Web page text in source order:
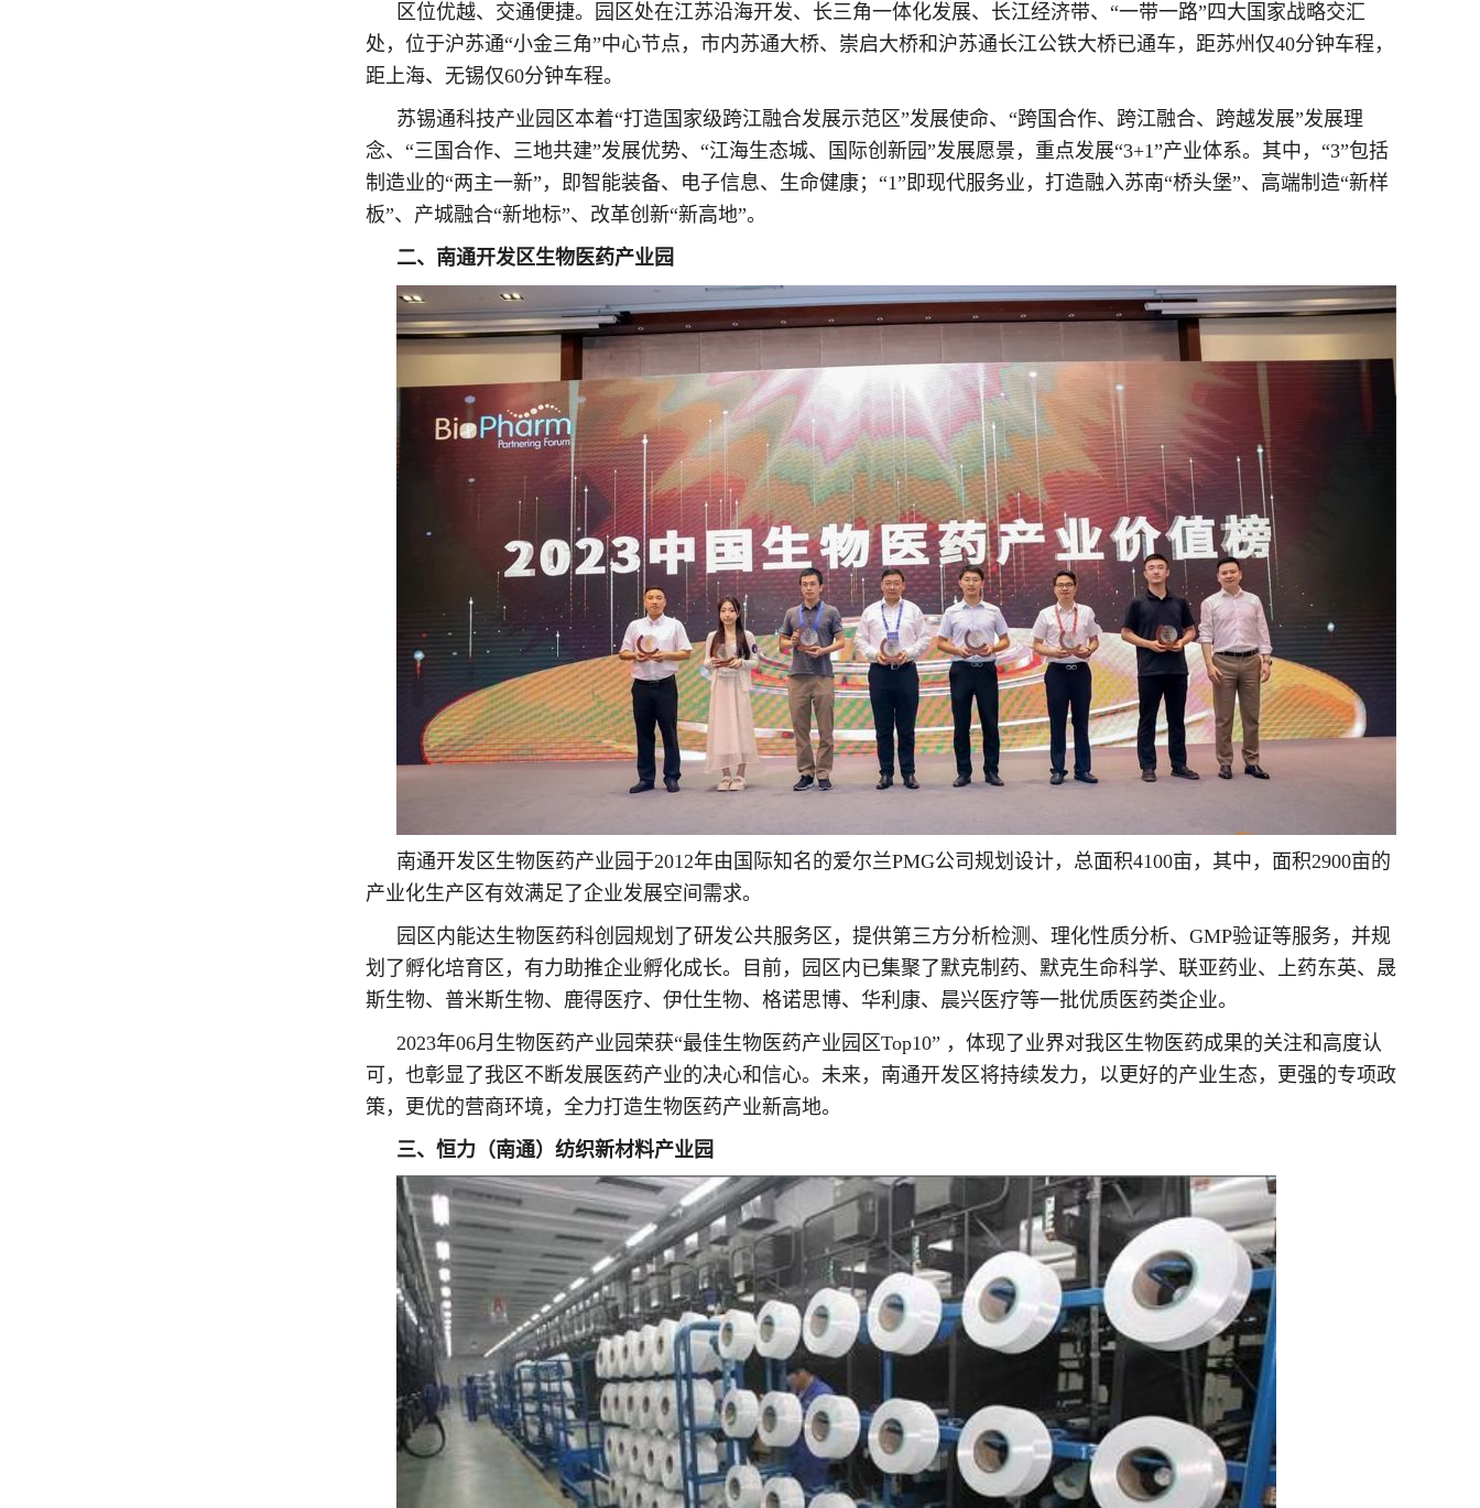
区位优越、交通便捷。园区处在江苏沿海开发、长三角一体化发展、长江经济带、“一带一路”四大国家战略交汇
处，位于沪苏通“小金三角”中心节点，市内苏通大桥、崇启大桥和沪苏通长江公铁大桥已通车，距苏州仅40分钟车程，
距上海、无锡仅60分钟车程。
苏锡通科技产业园区本着“打造国家级跨江融合发展示范区”发展使命、“跨国合作、跨江融合、跨越发展”发展理
念、“三国合作、三地共建”发展优势、“江海生态城、国际创新园”发展愿景，重点发展“3+1”产业体系。其中，“3”包括
制造业的“两主一新”，即智能装备、电子信息、生命健康；“1”即现代服务业，打造融入苏南“桥头堡”、高端制造“新样
板”、产城融合“新地标”、改革创新“新高地”。
二、南通开发区生物医药产业园
南通开发区生物医药产业园于2012年由国际知名的爱尔兰PMG公司规划设计，总面积4100亩，其中，面积2900亩的
产业化生产区有效满足了企业发展空间需求。
园区内能达生物医药科创园规划了研发公共服务区，提供第三方分析检测、理化性质分析、GMP验证等服务，并规
划了孵化培育区，有力助推企业孵化成长。目前，园区内已集聚了默克制药、默克生命科学、联亚药业、上药东英、晟
斯生物、普米斯生物、鹿得医疗、伊仕生物、格诺思博、华利康、晨兴医疗等一批优质医药类企业。
2023年06月生物医药产业园荣获“最佳生物医药产业园区Top10” ，体现了业界对我区生物医药成果的关注和高度认
可，也彰显了我区不断发展医药产业的决心和信心。未来，南通开发区将持续发力，以更好的产业生态，更强的专项政
策，更优的营商环境，全力打造生物医药产业新高地。
三、恒力（南通）纺织新材料产业园